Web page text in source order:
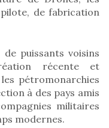
de fabrication
de puissants voisins
récente et
pétromonarchies
à des pays amis
militaires
modernes.